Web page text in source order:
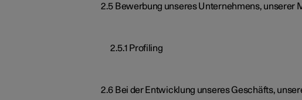
2.5 Bewerbung unseres Unternehmens, unserer
2.5.1 Profiling
2.6 Bei der Entwicklung unseres Geschäfts,